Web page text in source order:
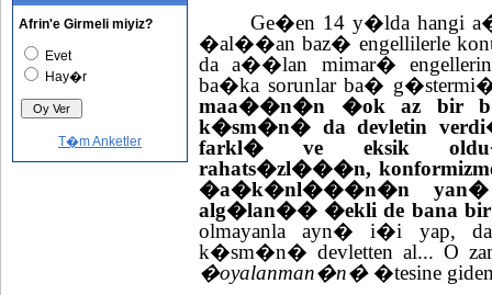
Afrin'e Girmeli miyiz?
Evet
Hay�r
T�m Anketler
Ge�en 14 y�lda hangi
�al��an baz� engellilerle
da a��lan mimar�
ba�ka sorunlar ba�
maa��n�n �ok az bir
k�sm�n� da devletin
farkl� ve eksik
rahats�zl���n,
�a�k�nl���n�n
alg�lan�� �ekli de bana bir
olmayanla ayn� i�i yap,
k�sm�n� devletten al... O
�oyalanman�n� �tesine